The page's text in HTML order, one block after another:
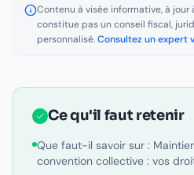
Contenu à visée informative, à
constitue pas un conseil fiscal,
personnalisé.Consultez un expert
Ce qu'il faut retenir
Que faut-il savoir sur :
convention collective : vos